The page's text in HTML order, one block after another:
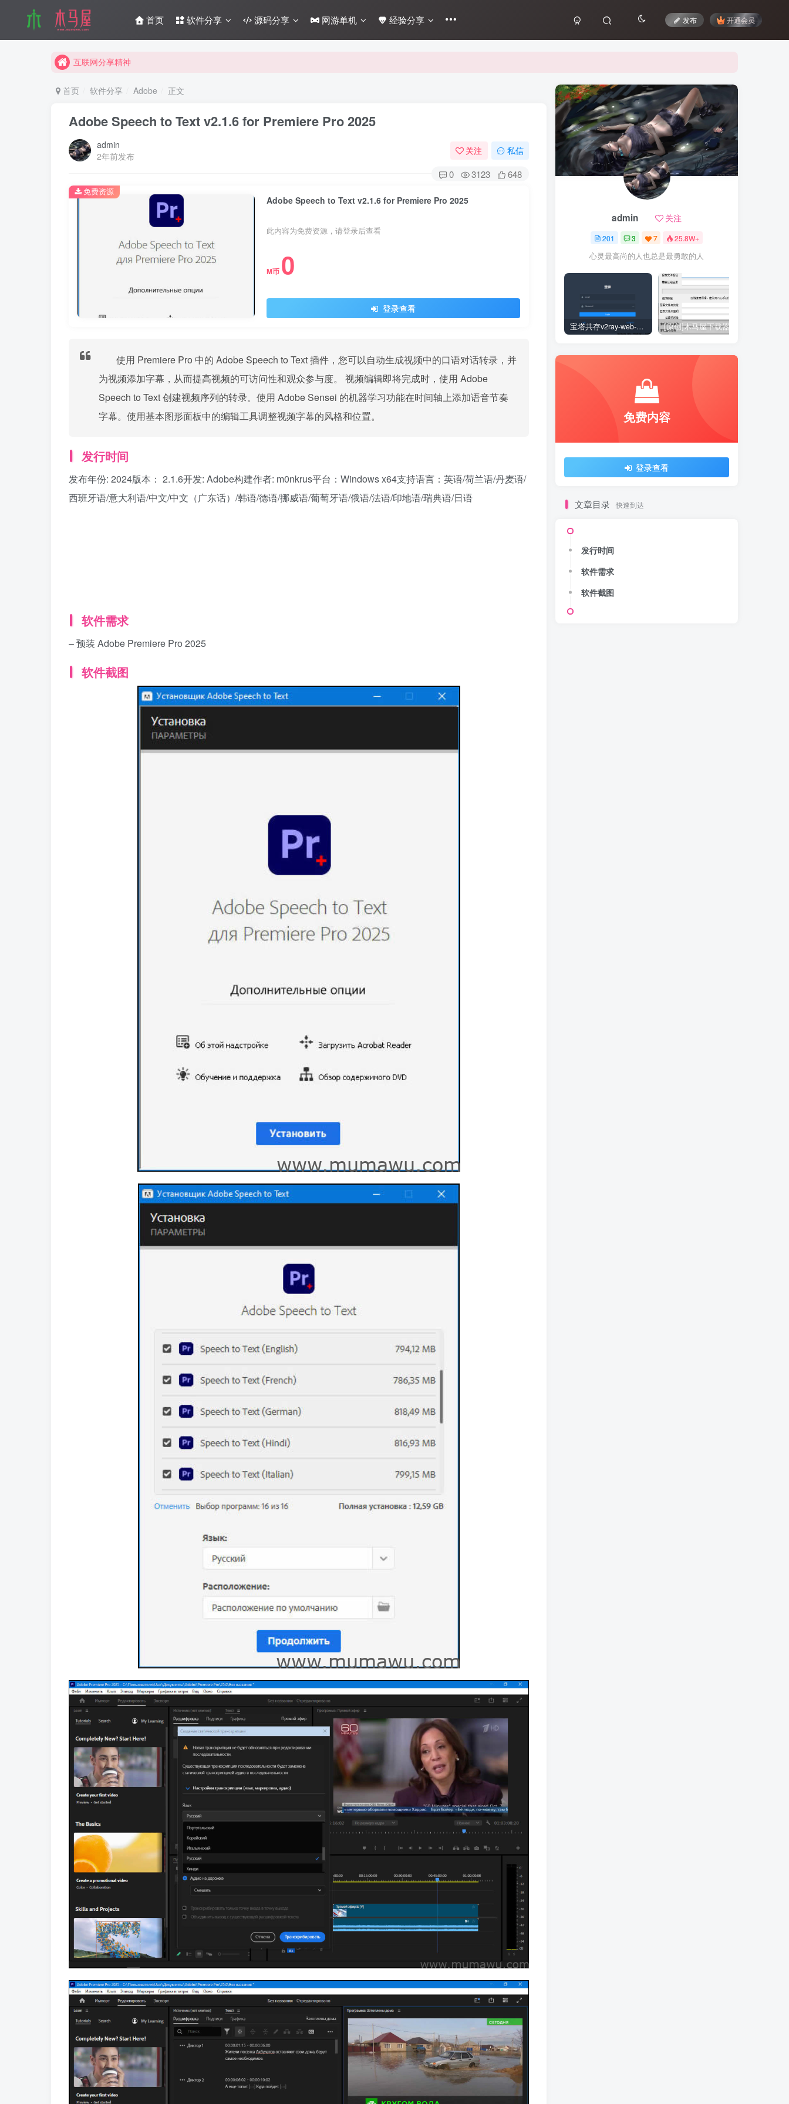
首页 软件分享 源码分享 网游单机 经验分享 发布 开通会员
互联网分享精神
木马屋博客正式启航
木马屋博客正式启航
首页 软件分享 Adobe 正文
Adobe Speech to Text v2.1.6 for Premiere Pro 2025
admin
2年前发布
关注 私信
0 3123 648
Adobe Speech to Text v2.1.6 for Premiere Pro 2025
此内容为免费资源，请登录后查看
M币 0
登录查看
免费资源
使用 Premiere Pro 中的 Adobe Speech to Text 插件，您可以自动生成视频中的口语对话转录，并
为视频添加字幕，从而提高视频的可访问性和观众参与度。 视频编辑即将完成时，使用 Adobe
Speech to Text 创建视频序列的转录。使用 Adobe Sensei 的机器学习功能在时间轴上添加语音节奏
字幕。使用基本图形面板中的编辑工具调整视频字幕的风格和位置。
发行时间
发布年份: 2024版本： 2.1.6开发: Adobe构建作者: m0nkrus平台：Windows x64支持语言：英语/荷兰语/丹麦语/
西班牙语/意大利语/中文/中文（广东话）/韩语/德语/挪威语/葡萄牙语/俄语/法语/印地语/瑞典语/日语
软件需求
– 预装 Adobe Premiere Pro 2025
软件截图
admin 关注
201 3 7 25.8W+
心灵最高尚的人也总是最勇敢的人
宝塔共存v2ray-web-manager [原创]木马屋下载器
免费内容
登录查看
文章目录 快速到达
发行时间
软件需求
软件截图